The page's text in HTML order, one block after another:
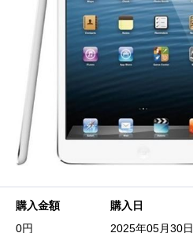
購入金額
0円
購入日
2025年05月30日